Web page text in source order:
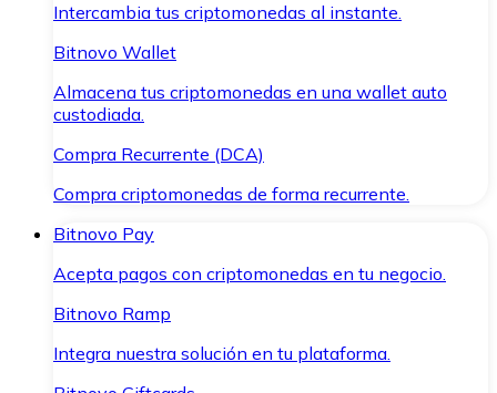
Intercambia tus criptomonedas al instante.
Bitnovo Wallet
Almacena tus criptomonedas en una wallet auto
custodiada.
Compra Recurrente (DCA)
Compra criptomonedas de forma recurrente.
Bitnovo Pay
Acepta pagos con criptomonedas en tu negocio.
Bitnovo Ramp
Integra nuestra solución en tu plataforma.